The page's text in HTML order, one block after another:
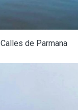
Calles de Parmana